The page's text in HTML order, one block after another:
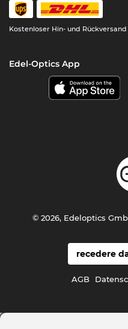
Kostenloser Hin- und Rückversand
Edel-Optics App
recedere
AGB
© 2026, Edeloptics